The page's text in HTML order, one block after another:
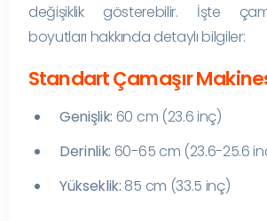
değişiklik gösterebilir. İşte
boyutları hakkında detaylı bilgiler:
Standart Çamaşır
Genişlik: 60 cm (23.6 inç)
Derinlik: 60-65 cm (23.6-25.6
Yükseklik: 85 cm (33.5 inç)